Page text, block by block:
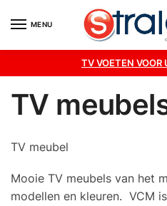
MENU
TV VOETEN VOOR
TV
TV meubel
Mooie TV meubels van het
modellen en kleuren. VCM